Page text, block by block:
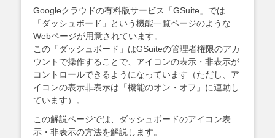
Googleクラウドの有料版サービス「GSuite」では
「ダッシュボード」という機能一覧ページのような
Webページが用意されています。
この「ダッシュボード」はGSuiteの管理者権限のアカ
ウントで操作することで、アイコンの表示・非表示が
コントロールできるようになっています（ただし、ア
イコンの表示非表示は「機能のオン・オフ」に連動し
ています）。
この解説ページでは、ダッシュボードのアイコン表
示・非表示の方法を解説します。